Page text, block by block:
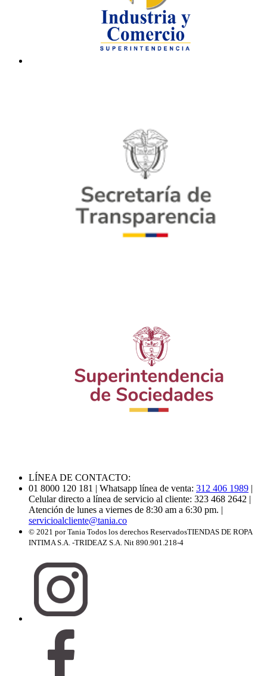
LÍNEA DE CONTACTO:
01 8000 120 181 | Whatsapp línea de venta: 312 406 1989 |
Celular directo a línea de servicio al cliente: 323 468 2642 |
Atención de lunes a viernes de 8:30 am a 6:30 pm. |
servicioalcliente@tania.co
© 2021 por Tania Todos los derechos ReservadosTIENDAS DE ROPA
INTIMA S.A. -TRIDEAZ S.A. Nit 890.901.218-4